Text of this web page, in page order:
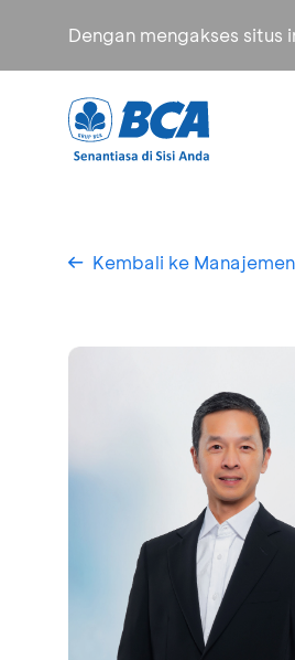
Dengan mengakses situs
Kembali ke